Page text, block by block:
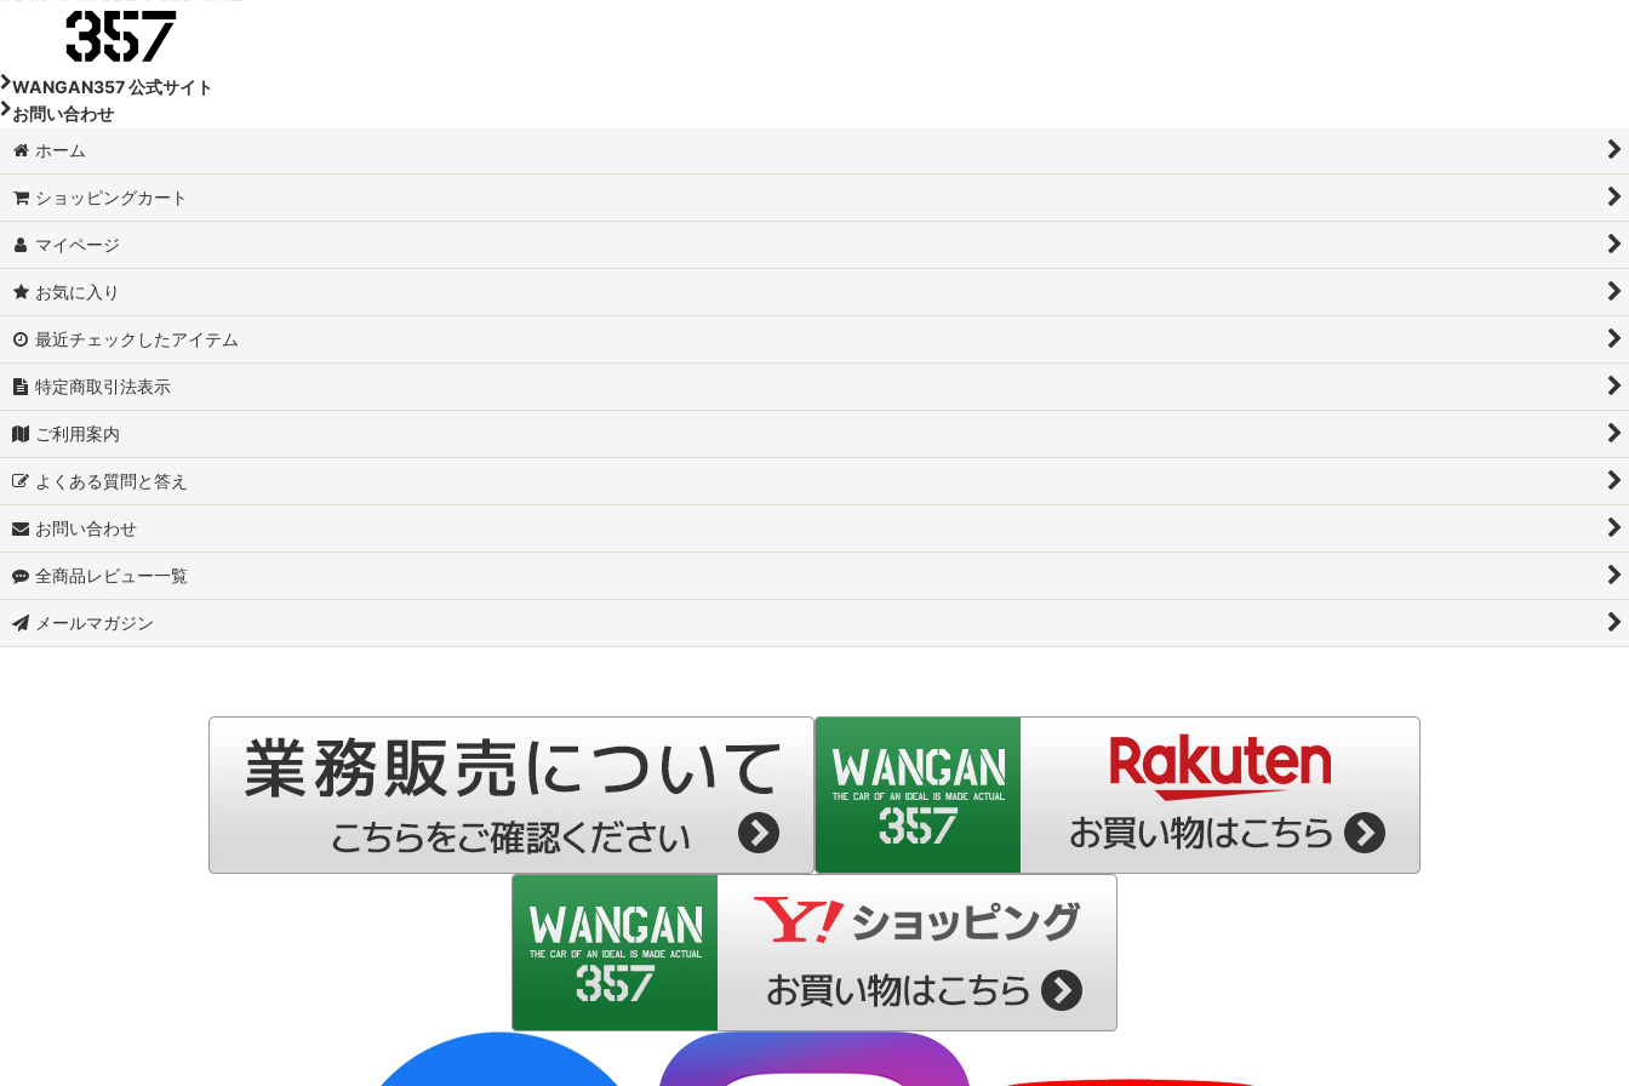
DA64V-スズキ エブリイ
DA17W-スズキ エブリイワゴン
DA64W-スズキ エブリイワゴン
DA16T-スズキ スーパーキャリイ
DA63T-スズキ キャリイトラック
DA65T-スズキ キャリイトラック
JB64W-スズキ ジムニー
JB74W-スズキ ジムニー シエラ
JC74W-スズキ ジムニーノマド
MR92S-スズキ ハスラー
S700W-スズキ アトレーデッキバン
▼ダイハツ
S710W-ダイハツ アトレーデッキバン
WANGAN357 公式サイト
お問い合わせ
ホーム
ショッピングカート
マイページ
お気に入り
最近チェックしたアイテム
特定商取引法表示
ご利用案内
よくある質問と答え
お問い合わせ
全商品レビュー一覧
メールマガジン